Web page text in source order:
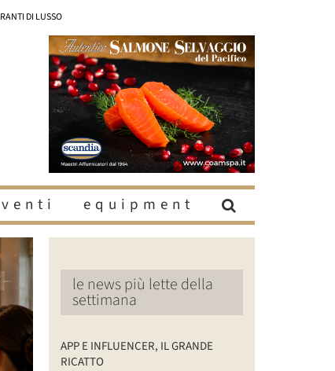
DI LUSSO
equipment
le news più lette della
settimana
APP E INFLUENCER, IL GRANDE
RICATTO